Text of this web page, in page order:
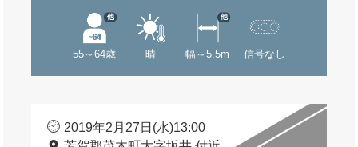
55～64歳
他
晴 幅～5.5m
他
信号なし
2019年2月27日(水)13:00